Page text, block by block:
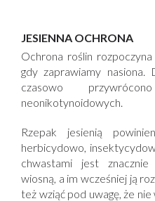
JESIENNA OCHRONA
Ochrona roślin
gdy zaprawiamy nasiona.
czasowo
neonikotynoidowych.
Rzepak jesienią
herbicydowo,
chwastami jest
wiosną, a im wcześniej ją
też wziąć pod uwagę, że